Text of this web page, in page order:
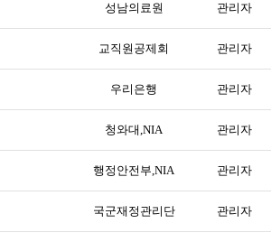
성남의료원 관리자
교직원공제회 관리자
우리은행 관리자
청와대,NIA 관리자
행정안전부,NIA 관리자
국군재정관리단 관리자